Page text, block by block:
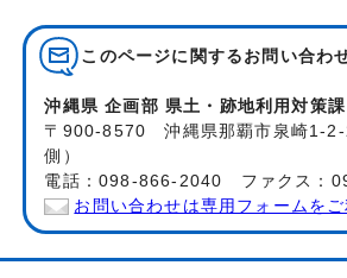
このページに関する お問い合わ
沖縄県 企画部 県土・跡地利用対策課
〒900-8570 沖縄県那覇市泉崎1-2-
側）
電話：098-866-2040 ファクス：
お問い合わせは専用フォームをご